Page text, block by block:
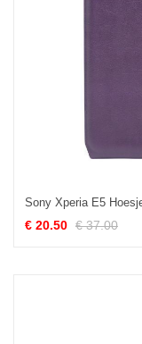
€ 20.50 € 37.00